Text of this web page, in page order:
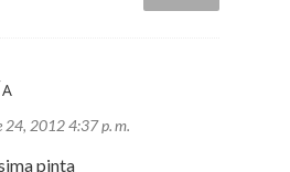
24, 2012 4:37 p. m.
pinta